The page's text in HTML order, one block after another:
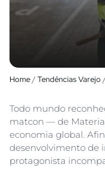
Home/Tendências Varejo
Todo mundo
matcon — de
economia global.
desenvolvimento de
protagonista